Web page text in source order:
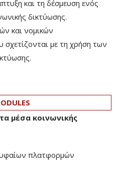
και τη δέσμευση ενός
δικτύωσης.
και νομικών
με τη χρήση των
μέσα κοινωνικής
πλατφορμών